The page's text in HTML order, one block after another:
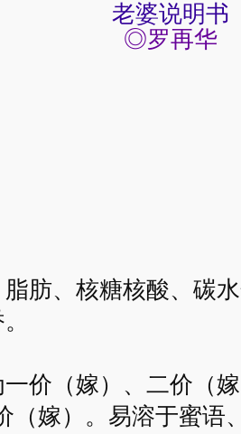
老婆说明书
◎罗再华
肪、核糖核酸、碳
价（嫁）、二价（
（嫁）。易溶于蜜语